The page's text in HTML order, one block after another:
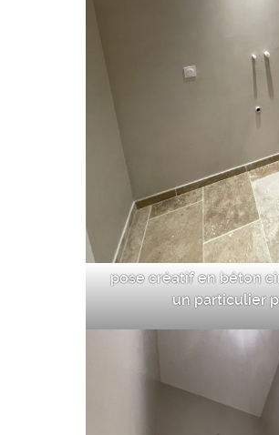
pose créatif en béton
un particulier